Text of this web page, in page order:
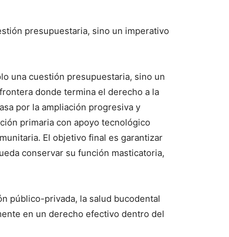
presupuestaria, sino un imperativo
una cuestión presupuestaria, sino un
donde termina el derecho a la
por la ampliación progresiva y
primaria con apoyo tecnológico
El objetivo final es garantizar
conservar su función masticatoria,
público-privada, la salud bucodental
en un derecho efectivo dentro del